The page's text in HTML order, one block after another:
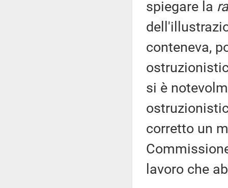
spiegare la
conteneva,
si è
corretto un
lavoro che